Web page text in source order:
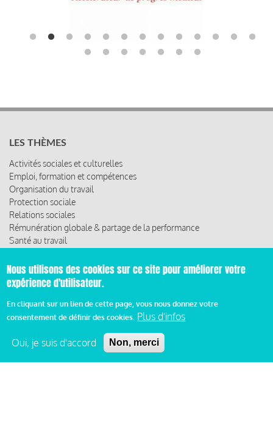
LES THÈMES
Activités sociales et culturelles
Emploi, formation et compétences
Organisation du travail
Protection sociale
Relations sociales
Rémunération globale & partage de la performance
Santé au travail
ACCÈS RAPIDE
Les abonnements
Les rencontres
Nous utilisons des cookies sur ce site pour améliorer votre
expérience d'utilisateur.
En cliquant sur un lien de cette page, vous nous donnez votre
consentement de définir des cookies. Plus d'infos
Oui, je suis d'accord Non, merci